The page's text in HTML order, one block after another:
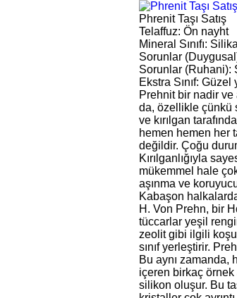
Phrenit Taşı Satış
Telaffuz: Ön nayht
Mineral Sınıfı:
Sorunlar
Sorunlar (Ruhani):
Ekstra Sınıf:
Prehnit bir nadir
da, özellikle çünkü
ve kırılgan
hemen hemen her
değildir. Çoğu
Kırılganlığıyla
mükemmel hale
aşınma ve
Kabaşon
H. Von Prehn, bir
tüccarlar yeşil
zeolit gibi ilgili
sınıf yerleştirir.
Bu aynı zamanda,
içeren birkaç
silikon oluşur. Bu